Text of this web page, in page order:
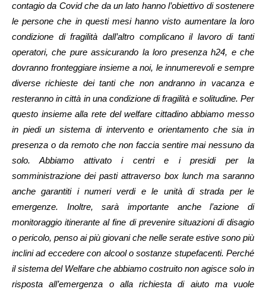
contagio da Covid che da un lato hanno l’obiettivo di sostenere
le persone che in questi mesi hanno visto aumentare la loro
condizione di fragilità dall’altro complicano il lavoro di tanti
operatori, che pure assicurando la loro presenza h24, e che
dovranno fronteggiare insieme a noi, le innumerevoli e sempre
diverse richieste dei tanti che non andranno in vacanza e
resteranno in città in una condizione di fragilità e solitudine. Per
questo insieme alla rete del welfare cittadino abbiamo messo
in piedi un sistema di intervento e orientamento che sia in
presenza o da remoto che non faccia sentire mai nessuno da
solo. Abbiamo attivato i centri e i presidi per la
somministrazione dei pasti attraverso box lunch ma saranno
anche garantiti i numeri verdi e le unità di strada per le
emergenze. Inoltre, sarà importante anche l’azione di
monitoraggio itinerante al fine di prevenire situazioni di disagio
o pericolo, penso ai più giovani che nelle serate estive sono più
inclini ad eccedere con alcool o sostanze stupefacenti. Perché
il sistema del Welfare che abbiamo costruito non agisce solo in
risposta all’emergenza o alla richiesta di aiuto ma vuole